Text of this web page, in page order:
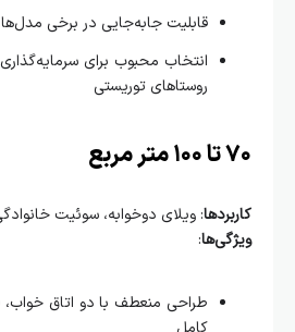
قابلیت جابه‌جایی در برخی مدل‌ها
انتخاب محبوب برای سرمایه‌گذاری در
روستاهای توریستی
: ویلای دوخوابه، سوئیت خانوادگی،
طراحی منعطف با دو اتاق خواب، فضای